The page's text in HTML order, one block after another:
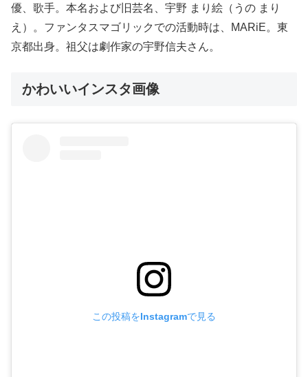
優、歌手。本名および旧芸名、宇野 まり絵（うの まり
え）。ファンタスマゴリックでの活動時は、MARiE。東
京都出身。祖父は劇作家の宇野信夫さん。
かわいいインスタ画像
この投稿をInstagramで見る